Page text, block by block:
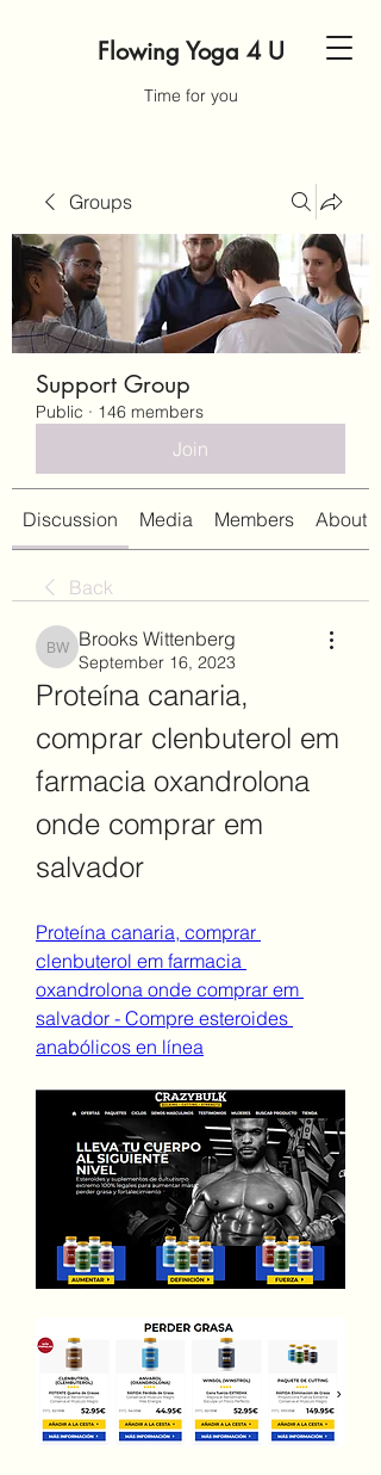
Flowing Yoga 4 U
Time for you
Groups
Support Group
Public · 146 members
Join
Discussion Media Members About
Back
Brooks Wittenberg
Brooks Wittenberg
September 16, 2023
Proteína canaria,
comprar clenbuterol em
farmacia oxandrolona
onde comprar em
salvador
Proteína canaria, comprar
clenbuterol em farmacia
oxandrolona onde comprar em
salvador - Compre esteroides
anabólicos en línea